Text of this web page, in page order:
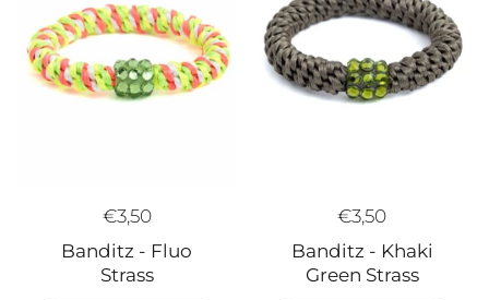
€3,50
Banditz - Fluo
Strass
€3,50
Banditz - Khaki
Green Strass